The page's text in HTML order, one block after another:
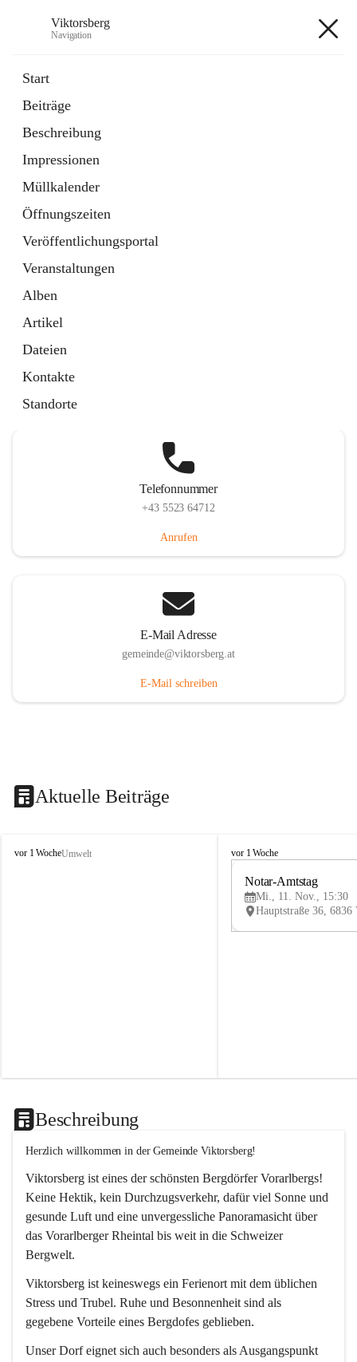
Viktorsberg
Navigation
Start
Beiträge
Beschreibung
Impressionen
Müllkalender
Öffnungszeiten
Veröffentlichungsportal
Veranstaltungen
Alben
Artikel
Dateien
Kontakte
Standorte
1 Schnellzugriff
Bürgerservice
10 Schnellzugriffe
Telefonnummer
+43 5523 64712
Anrufen
E-Mail Adresse
gemeinde@viktorsberg.at
E-Mail schreiben
Aktuelle Beiträge
V
vor 1 WocheUmwelt
V
vor 1 Woche
Notar-Amtstag
Mi., 11. Nov., 15:30
Beschreibung
Herzlich willkommen in der Gemeinde Viktorsberg!
Viktorsberg ist eines der schönsten Bergdörfer Vorarlbergs!
Keine Hektik, kein Durchzugsverkehr, dafür viel Sonne und
gesunde Luft und eine unvergessliche Panoramasicht über
das Vorarlberger Rheintal bis weit in die Schweizer
Bergwelt.
Viktorsberg ist keineswegs ein Ferienort mit dem üblichen
Stress und Trubel. Ruhe und Besonnenheit sind als
gegebene Vorteile eines Bergdofes geblieben.
Unser Dorf eignet sich auch besonders als Ausgangspunkt